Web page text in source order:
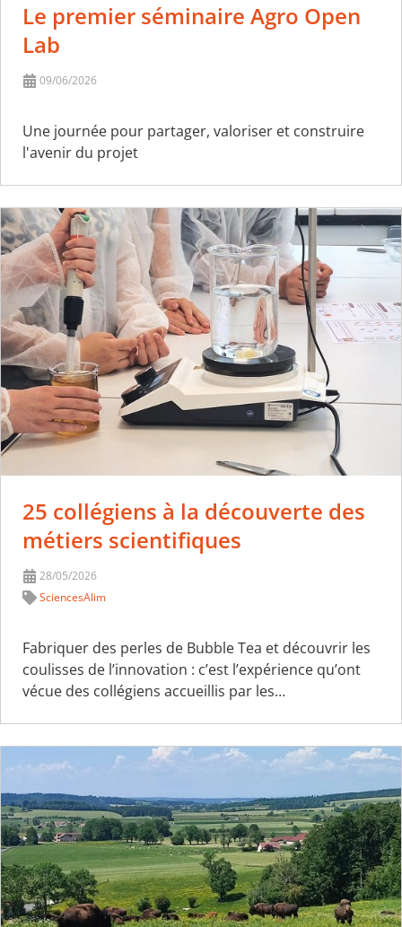
Le premier séminaire Agro Open
Lab
09/06/2026
Une journée pour partager, valoriser et construire
l'avenir du projet
25 collégiens à la découverte des
métiers scientifiques
28/05/2026
SciencesAlim
Fabriquer des perles de Bubble Tea et découvrir les
coulisses de l’innovation : c’est l’expérience qu’ont
vécue des collégiens accueillis par les…